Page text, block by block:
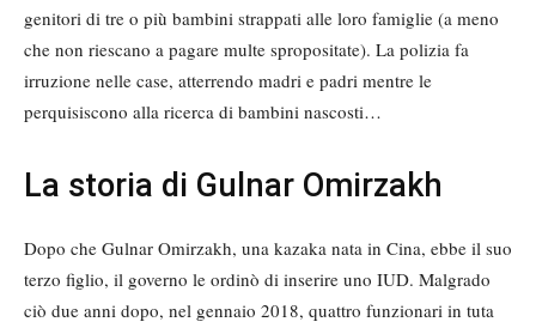
genitori di tre o più bambini strappati alle loro famiglie (a meno
che non riescano a pagare multe spropositate). La polizia fa
irruzione nelle case, atterrendo madri e padri mentre le
perquisiscono alla ricerca di bambini nascosti…
La storia di Gulnar Omirzakh
Dopo che Gulnar Omirzakh, una kazaka nata in Cina, ebbe il suo
terzo figlio, il governo le ordinò di inserire uno IUD. Malgrado
ciò due anni dopo, nel gennaio 2018, quattro funzionari in tuta